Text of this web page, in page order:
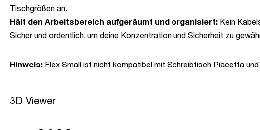
Tischgrößen an.
Hält den Arbeitsbereich aufgeräumt und organisiert: Kein
Sicher und ordentlich, um deine Konzentration und Sicherheit zu
Hinweis: Flex Small ist nicht kompatibel mit Schreibtisch Piacetta
3D Viewer